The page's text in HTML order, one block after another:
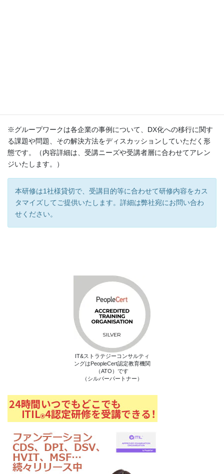
※グループワークは各企業の事例について、DX化への移行に関す
る課題や問題、その解決方法をディスカッションしていただく形
態です。（内容詳細は、受講ニーズや受講者層に合わせてアレン
ジいたします。）
本研修は1社様貸切で、受講目的等に合わせて研修内容をカス
タマイズしてご提供いたします。詳細は弊社宛にお問い合わ
せください。
IT&ストラテジーコンサルティ
ングはPeopleCert認定教育機関
（ATO）です
（シルバーパートナー）